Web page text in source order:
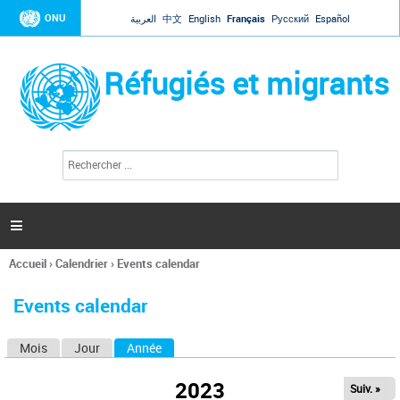
Jump to navigation
ONU العربية 中文 English Français Русский Español
Réfugiés et migrants
l
c
h
e

Vous
ici
Accueil›Calendrier› Events calendar
Events calendar
Mois Jour Année
2023 Suiv. »